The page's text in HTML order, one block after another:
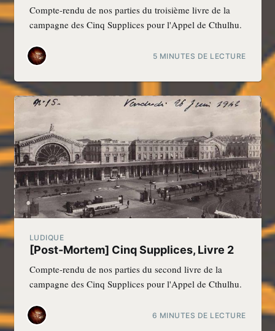
Compte-rendu de nos parties du troisième livre de la
campagne des Cinq Supplices pour l'Appel de Cthulhu.
5 MINUTES DE LECTURE
LUDIQUE
[Post-Mortem] Cinq Supplices, Livre 2
Compte-rendu de nos parties du second livre de la
campagne des Cinq Supplices pour l'Appel de Cthulhu.
6 MINUTES DE LECTURE